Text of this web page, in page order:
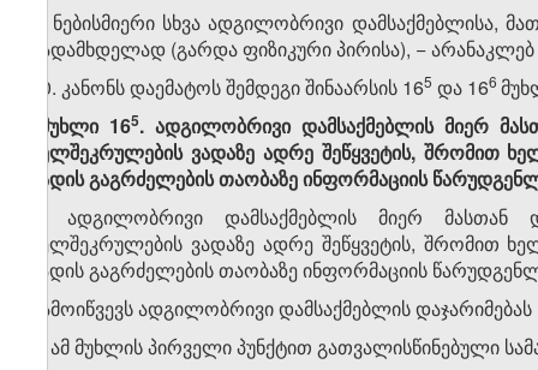
ვ) ნებისმიერი სხვა ადგილობრივი
გადამხდელად (გარდა ფიზიკური პირისა), −
10. კანონს დაემატოს შემდეგი შინაარსის 16​5 და 16​6
„მუხლი 16​5. ადგილობრივი დამსაქმებლის მიერ
ხელშეკრულების ვადაზე ადრე შეწყვეტის, შრომით
ვადის გაგრძელების თაობაზე ინფორმაციის
1. ადგილობრივი დამსაქმებლის მიერ
ხელშეკრულების ვადაზე ადრე შეწყვეტის, შრომით
ვადის გაგრძელების თაობაზე ინფორმაციის
გამოიწვევს ადგილობრივი დამსაქმებლის
2. ამ მუხლის პირველი პუნქტით გათვალისწინებული